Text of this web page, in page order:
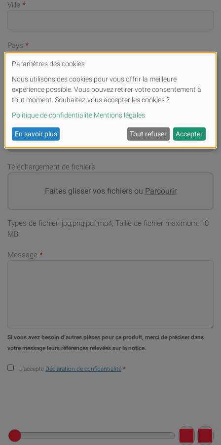
Ville *
Pays *
Numéro de téléphone portable (en cas de demandes)*
Adresse email*
Téléchargement de fichiers
Faites glisser vos fichiers ou Parcourir
Types de fichier: jpg,png,pdf,mp4; Taille de fichier maximum: 10
MB
Message *
Si vous avez besoin d’autres pièces pour ce produit, merci de préciser dans
votre message leurs références relevées sur la notice.
J’accepte Déclaration de confidentialité *